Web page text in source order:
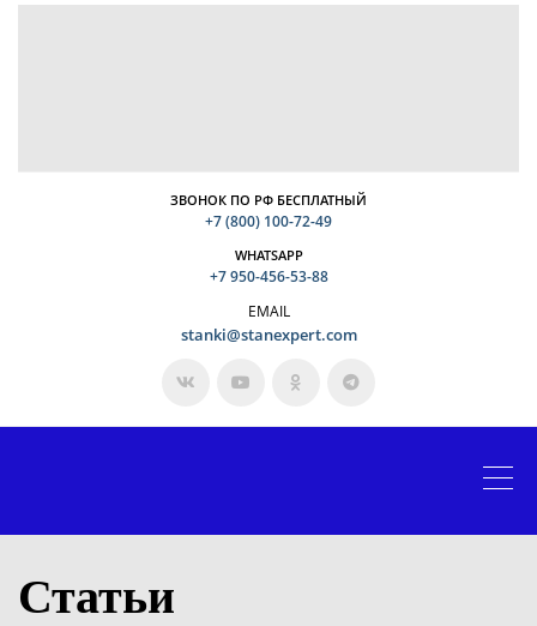
ЗВОНОК ПО РФ БЕСПЛАТНЫЙ
+7 (800) 100-72-49
WHATSAPP
+7 950-456-53-88
EMAIL
stanki@stanexpert.com
Статьи